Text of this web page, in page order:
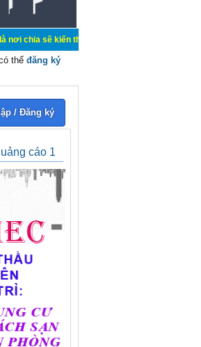
thức kinh nghiệm trong lãnh vực cơ điện,
thể đăng ký
/ Đăng ký
cáo 1